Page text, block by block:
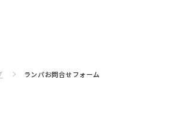
ランパお問合せフォーム